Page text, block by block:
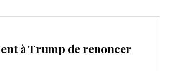
à Trump de renoncer